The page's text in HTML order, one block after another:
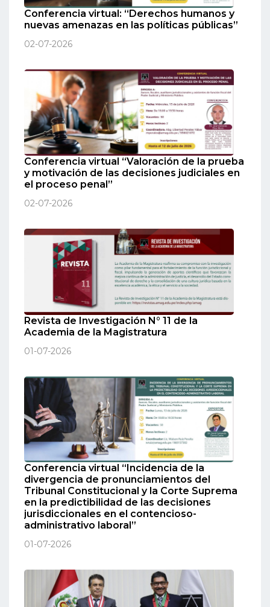
Conferencia virtual: “Derechos humanos y
nuevas amenazas en las políticas públicas”
02-07-2026
Conferencia virtual “Valoración de la prueba
y motivación de las decisiones judiciales en
el proceso penal”
02-07-2026
Revista de Investigación N° 11 de la
Academia de la Magistratura
01-07-2026
Conferencia virtual “Incidencia de la
divergencia de pronunciamientos del
Tribunal Constitucional y la Corte Suprema
en la predictibilidad de las decisiones
jurisdiccionales en el contencioso-
administrativo laboral”
01-07-2026